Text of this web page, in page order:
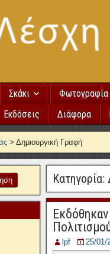
Σκάκι Φωτογραφία
Εκδόσεις Διάφορα
> Δημιουργική Γραφή
Κατηγορία:
lpf 25/01/